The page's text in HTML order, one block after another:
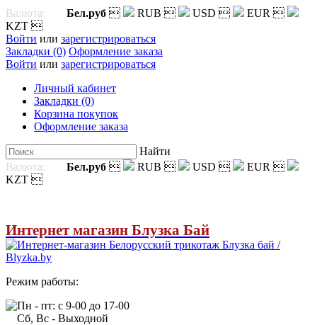
Валюта: Бел.руб  RUB  USD  EUR 
KZT 
Войти или зарегистрироваться
Закладки (0) Оформление заказа
Войти или зарегистрироваться
Личный кабинет
Закладки (0)
Корзина покупок
Оформление заказа
Найти
Валюта:
Бел.руб  RUB  USD  EUR 
KZT 
Интернет магазин Блузка Бай
Режим работы:
Пн - пт: с 9-00 до 17-00
Сб, Вс - Выходной